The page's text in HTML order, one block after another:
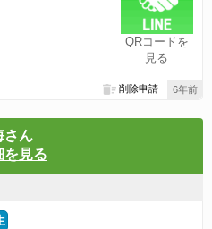
QRコードを
見る
6年前
削除申請
さん
を見る